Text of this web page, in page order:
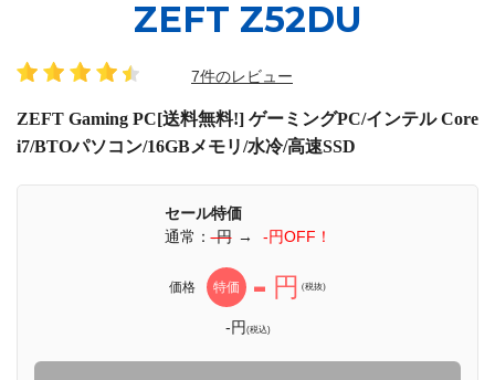
ZEFT Z52DU
7件のレビュー
ZEFT Gaming PC[送料無料!] ゲーミングPC/インテル Core
i7/BTOパソコン/16GBメモリ/水冷/高速SSD
セール特価
通常：-円 → -円OFF！
価格 特価 - 円 (税抜)
-円(税込)